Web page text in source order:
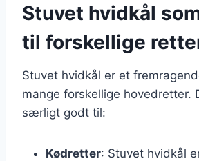
Stuvet hvidkål
til forskellige
Stuvet hvidkål er et
mange forskellige hovedretter.
særligt godt til:
Kødretter: Stuvet hvidkål